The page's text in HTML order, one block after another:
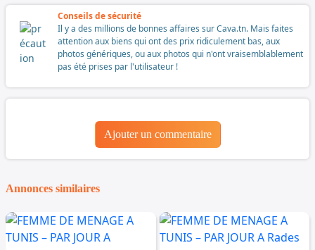
Conseils de sécurité
Il y a des millions de bonnes affaires sur Cava.tn. Mais faites
attention aux biens qui ont des prix ridiculement bas, aux
photos génériques, ou aux photos qui n'ont vraisemblablement
pas été prises par l'utilisateur !
Ajouter un commentaire
Annonces similaires